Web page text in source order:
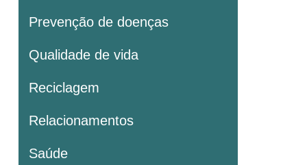
Prevenção de doenças
Qualidade de vida
Reciclagem
Relacionamentos
Saúde